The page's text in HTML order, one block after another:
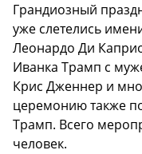
Грандиозный
уже слетелись
Леонардо Ди
Иванка Трамп с
Крис Дженнер и
церемонию также
Трамп. Всего
человек.